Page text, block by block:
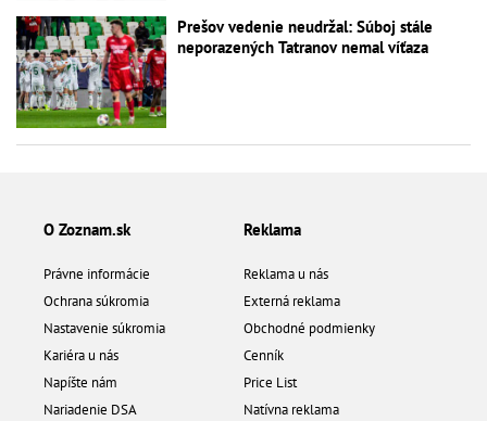
Prešov vedenie neudržal: Súboj stále
neporazených Tatranov nemal víťaza
O Zoznam.sk
Právne informácie
Ochrana súkromia
Nastavenie súkromia
Kariéra u nás
Napíšte nám
Nariadenie DSA
Reklama
Reklama u nás
Externá reklama
Obchodné podmienky
Cenník
Price List
Natívna reklama